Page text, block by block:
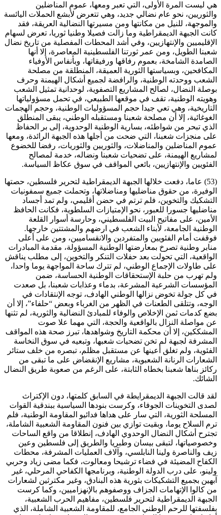
هي ليست المرة الأولى، التي تعبر ومعها، عموم المناضلين
والثوريين، نحو عام نضالي جديد، وهي تتعرض لأبشع الحملات اليائسة
والموجهة، للنيل من مكانتها ومن مسيرتها النضالية العريقة، فقد
كانت الجبهة الديمقراطية وما زالت فصيلا وطنيا ثوريا، تعرض لسهام
الإقليميين والإنتهازيين، وفي أشد المحطات المفصلية من تاريخ نضال
شعبنا الطويل، ومن عمر ثورتنا الفلسطينية المعاصرة، إلا أنها
الصامدة الشامخة، بعموم رفاقها ورفيقاتها، وبأنفاس الأوفياء
المكافحين، وبسياستها الثورية العميقة، المنطلقة من مصلحة
الشعب ووحدته الوطنية، والرافضة لجميع أشكال الهيمنة وحرف
بوصلة النضال، لصالح المشاريع التصفوية، لوحدانية تمثيل الشعب
وهويته الوطنية، تقف في موقعها الطبيعي، في تحمل مسؤولياتها
التاريخية، وهي تعي جيدا حجم المسؤوليات الوطنية، وحجم الهجمات
الغوغائية، إلا أن مصلحة شعبنا ومستقبله الوطني، يبقى المنطلق
الذي تبحر من شواطئه، بسارية الوطنية الوحدوية، إلى بر الحفاظ
على منجزات شعبنا، التي ضحت من أجلها هذه الجبهة الرائدة، ومعها
عموم المناضلين والمناضلات، والثوريين والثوريات، رفضا للخضوع
لمشاريع الهيمنة، على تضحيات شعبنا ونضاله، خدمة لمصالح
الفئويين والإنتهازيين، بائعي المواقف في سوق عكاظ السياسة.
(53) عاما، دفعت خلالها الجبهة الديمقراطية لتحرير فلسطين، حصتها
الوفيرة، من حقوق مناضليها ومناضلاتها، وتحملت جميع سمفونيات
التشكيك والتخوين، فلم ترتم في حضن أقليمي، ولم تمد أجساد
مناضليها جسورا للعبور، نحو الإمتيازات السلطوية، فكانت الحافظ
الأمين، على مفاتيح البيت الفلسطيني، وحارسة أسوار القلعة
الوطنية الجامعة، لأبناء الشعب في ارضهم والمشتتين خارجها.
فوقفت أمام الفئويين والمتفردين والانقساميين، ومن على أعلى
منابر وطنية تصرخ بمعارضتها الوطنية المسؤولة، مقدمة المبادرات
الواقعية، التي تحولت بعد حفلات التنكر والتخوين، إلى مطلب يناقش
على طاولات الإجماع الوطني، لم تترك ساحة المواجهة يوما واحدا،
ولم تهرب من حلبة الإستحقاقات الوطنية الحساسة، ضمن
المؤسسات الشرعية المشرعة، بدماء وعذابات شعبنا، بل صعدت
في كل جولة تخوض نزالها الوطني الهادف، توجه الإنتقادات في
الوجه، وتتلقى الطعنات في الظهر من الغرباء وبعض “حلفاء”، إلا أن
بضع كدمات ثمن الإخلاص والوفاء للمبادئ النضالية والثورية، لم تثنها
عن مواصلة النزال بالواقعية والحجة، التي مهما علا صوت
المشككين، إلا أن محكمة التاريخ وشواهدها، تبرز صحة هذه المواقف
المشرفة لجبهة لم تخن تضحيات شعبها، وتبعيه في سوق النخاسة
الفئوية، ولم تغلق أعينها عن مستقبل مظلم، تبصره من خلف ستائر
الشعارات الرنانة الشعبوية، مشاريع الإنقضاض على ما تبقى من
ركائز بناها شعبنا بخطاه الثابتة، على الرغم من صعوبة طريق النضال
الشائك.
لقد قالت الجبهة الديمقرايطة في السابق كلمتها، دون الإكتراث
لصدى التخوينات الجوفاء، وكرست بنودها السياسية ببندقية القوات
المسلحة الثورية، التي سار على هداها فدائيو المقاومة الوطنية، فلم
ترم السلاح يوما، وبقيت توازي بين فنون المقاومة الشعبية الشاملة،
تجترح أشكال النضال الوحدوي الهادف، إنطلاقا من واقع الساحات
وخصوصياتها، لتبقى بيسان وطبريا والطريق إلى فلسطين وعين
زيف والناصرة ولينا النابلسي، وآلاف العمليات المشرفة، محطات
الكفاح المضيئة في فضاء ترشيحا ومعالوت، فكما مضى زياد وحربي
ولينو، على درب الدولة الوطنية، وبرنامجها الكفاحي المرحلي، غير
آبهين بجميع التشكيكات بثورية هذه البنادق، وغير مكترثين لشعارات
من كالوا الإتهامات الجزاف ووصفوهم بالإنهزاميين، وكما كرست
الجبهة الديمقراطية لتحرير فلسطين، مفاهيم الحرب الشعبية،
بفلسفتها للرحم الوطني الجامع، للمقاومة الشعبية الشاملة، الذي